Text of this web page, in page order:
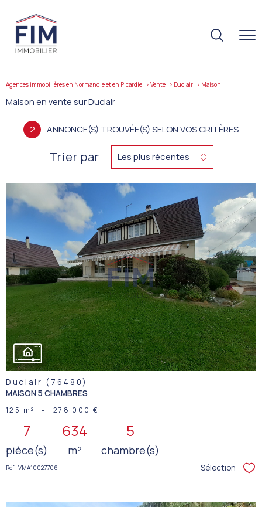
Agences immobilières en Normandie et en Picardie Vente Duclair maison
Maison en vente sur Duclair
2 ANNONCE(S) TROUVÉE(S) SELON VOS CRITÈRES
Trier par Les plus récentes
VOIR LE
BIEN
Duclair (76480)
MAISON 5 CHAMBRES
125 m² - 278 000 €
7
pièce(s)
634
m²
5
chambre(s)
Réf : VMA10027706 Sélection